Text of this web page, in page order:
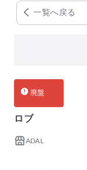
一覧へ戻る
廃盤
ロブ
ADAL